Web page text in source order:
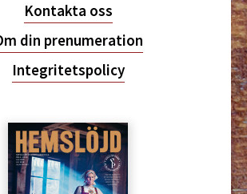
Kontakta oss
din prenumeration
Integritetspolicy